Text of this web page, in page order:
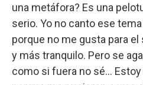
una metáfora? Es una
serio. Yo no canto ese
porque no me gusta para
y más tranquilo. Pero se
como si fuera no sé...